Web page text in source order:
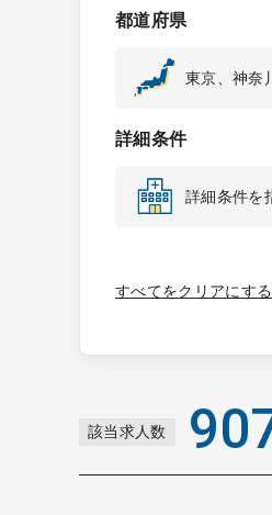
都道府県
東京、神奈
詳細条件
詳細条件を
すべてをクリアにする
該当求人数